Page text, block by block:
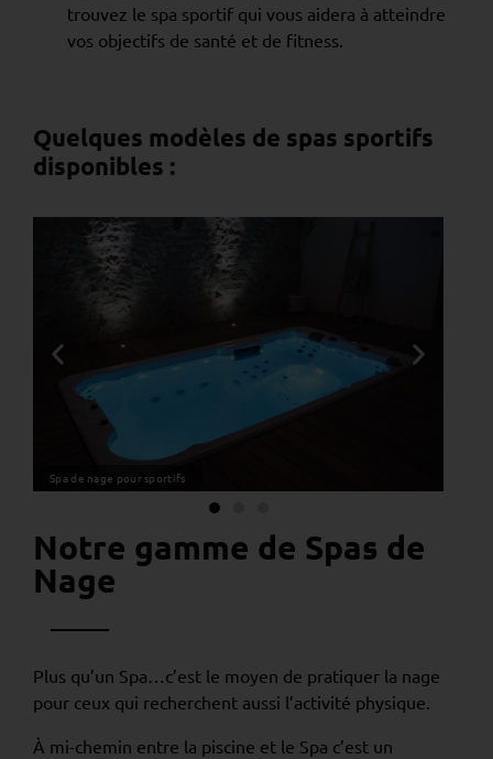
trouvez le spa sportif qui vous aidera à atteindre
vos objectifs de santé et de fitness.
Notre gamme de Spas de
Nage
Plus qu’un Spa…c’est le moyen de pratiquer la nage
pour ceux qui recherchent aussi l’activité physique.
À mi-chemin entre la piscine et le Spa c’est un
Quelques modèles de spas sportifs
disponibles :